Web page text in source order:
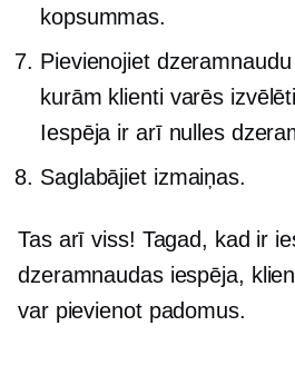
kopsummas.
Pievienojiet
kurām klienti varēs
Iespēja ir arī nulles
Saglabājiet izmaiņas.
Tas arī viss! Tagad, kad ir
dzeramnaudas iespēja,
var pievienot padomus.